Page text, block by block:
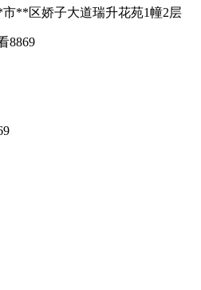
**区娇子大道瑞升花苑1幢2层
8869